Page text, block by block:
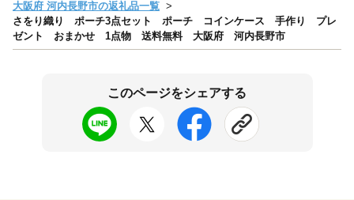
大阪府 河内長野市の返礼品一覧
さをり織り ポーチ3点セット ポーチ コインケース 手作り プレ
ゼント おまかせ 1点物 送料無料 大阪府 河内長野市
このページをシェアする